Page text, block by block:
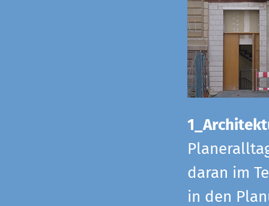
daran im
in den